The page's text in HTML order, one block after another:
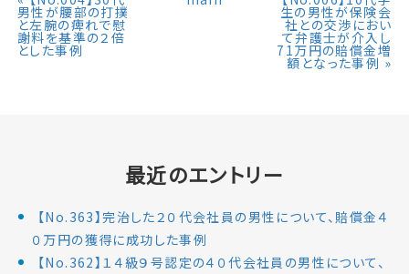
男性が腰部の打撲
と左腕の痺れで慰
謝料を基準の２倍
とした事例
生の男性が保険会
社との交渉におい
て弁護士が介入し
71万円の賠償金増
額となった事例 »
最近のエントリー
【No.363】完治した２０代会社員の男性について、賠償金４
０万円の獲得に成功した事例
【No.362】１４級９号認定の４０代会社員の男性について、